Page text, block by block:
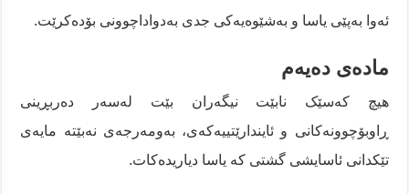
ئەوا بەپێی یاسا و بەشێوەیەکی جدی بەدواداچوونی بۆدەکرێت.
مادەی دەیەم
هیچ کەسێک نابێت نیگەران بێت لەسەر دەربڕینی
ڕاوبۆچوونەکانی و ئایندارێتییەکەی، بەومەرجەی نەبێتە مایەی
تێکدانی ئاسایشی گشتی کە یاسا دیاریدەکات.